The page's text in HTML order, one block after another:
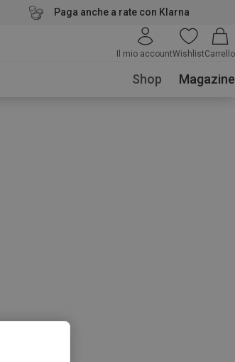
Paga anche a rate con Klarna
Il mio accountWishlistCarrello
Shop Magazine